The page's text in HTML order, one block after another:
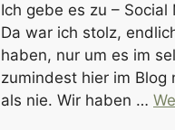
Ich gebe es zu –
Da war ich stolz,
haben, nur um es im
zumindest hier im Blog
als nie. Wir haben …